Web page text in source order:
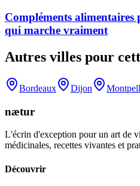
Compléments alimentaires
qui marche vraiment
Autres villes pour
Bordeaux Dijon
nætur
L'écrin d'exception pour un art de
médicinales, recettes vivantes et
Découvrir